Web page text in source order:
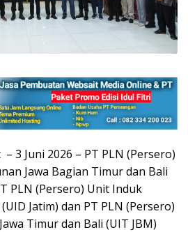
3 Juni 2026 – PT PLN (Persero)
Jawa Bagian Timur dan Bali
PLN (Persero) Unit Induk
Jatim) dan PT PLN (Persero)
Timur dan Bali (UIT JBM)